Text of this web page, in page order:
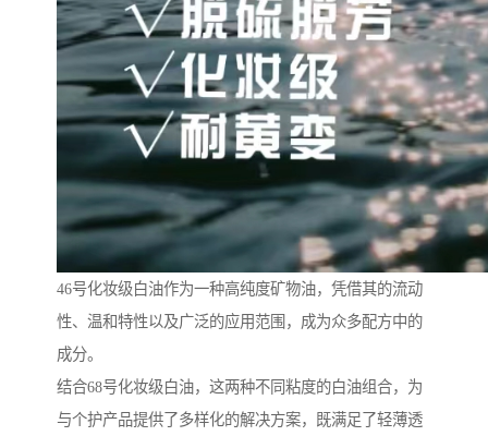
46号化妆级白油作为一种高纯度矿物油，凭借其的流动
性、温和特性以及广泛的应用范围，成为众多配方中的
成分。
结合68号化妆级白油，这两种不同粘度的白油组合，为
与个护产品提供了多样化的解决方案，既满足了轻薄透